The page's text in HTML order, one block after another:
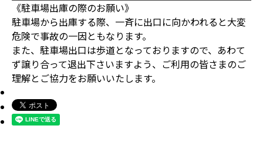
《駐車場出庫の際のお願い》
駐車場から出庫する際、一斉に出口に向かわれると大変
危険で事故の一因ともなります。
また、駐車場出口は歩道となっておりますので、あわて
ず譲り合って退出下さいますよう、ご利用の皆さまのご
理解とご協力をお願いいたします。